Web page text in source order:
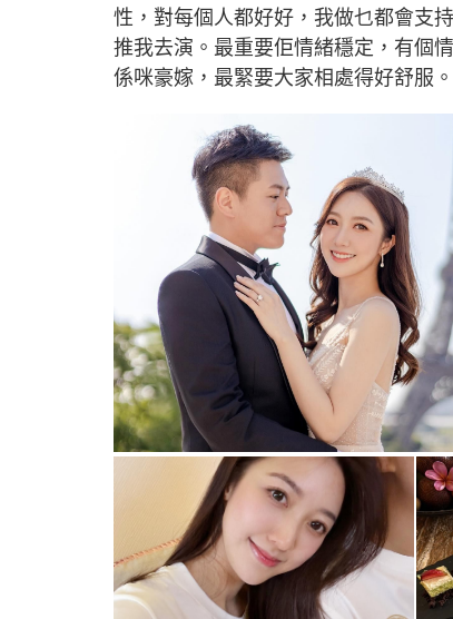
性，對每個人都好好，我做乜都會支
推我去演。最重要佢情緒穩定，有個
係咪豪嫁，最緊要大家相處得好舒服。